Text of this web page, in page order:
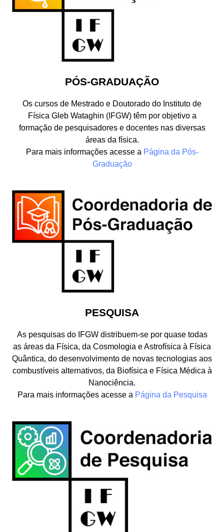
PÓS-GRADUAÇÃO
Os cursos de Mestrado e Doutorado do Instituto de
Física Gleb Wataghin (IFGW) têm por objetivo a
formação de pesquisadores e docentes nas diversas
áreas da física.
Para mais informações acesse a Página da Pós-
Graduação
PESQUISA
As pesquisas do IFGW distribuem-se por quase todas
as áreas da Física, da Cosmologia e Astrofísica à Física
Quântica, do desenvolvimento de novas tecnologias aos
combustíveis alternativos, da Biofísica e Física Médica à
Nanociência.
Para mais informações acesse a Página da Pesquisa